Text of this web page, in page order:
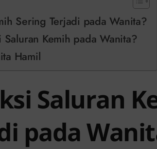
Sering Terjadi pada Wanita?
Kemih pada Wanita?
Hamil
Saluran
pada